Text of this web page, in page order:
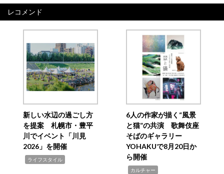
レコメンド
新しい水辺の過ごし方
を提案 札幌市・豊平
川でイベント「川見
2026」を開催
ライフスタイル
6人の作家が描く“風景
と猫”の共演 歌舞伎座
そばのギャラリー
YOHAKUで8月20日か
ら開催
カルチャー